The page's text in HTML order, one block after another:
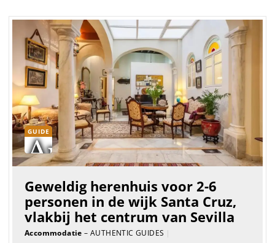
GUIDE
Geweldig herenhuis voor 2-6
personen in de wijk Santa Cruz,
vlakbij het centrum van Sevilla
Accommodatie – AUTHENTIC GUIDES |